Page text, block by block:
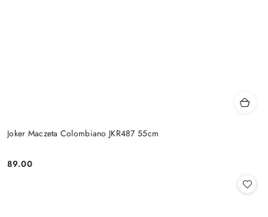
Joker Maczeta Colombiano JKR487 55cm
Cena:
89.00